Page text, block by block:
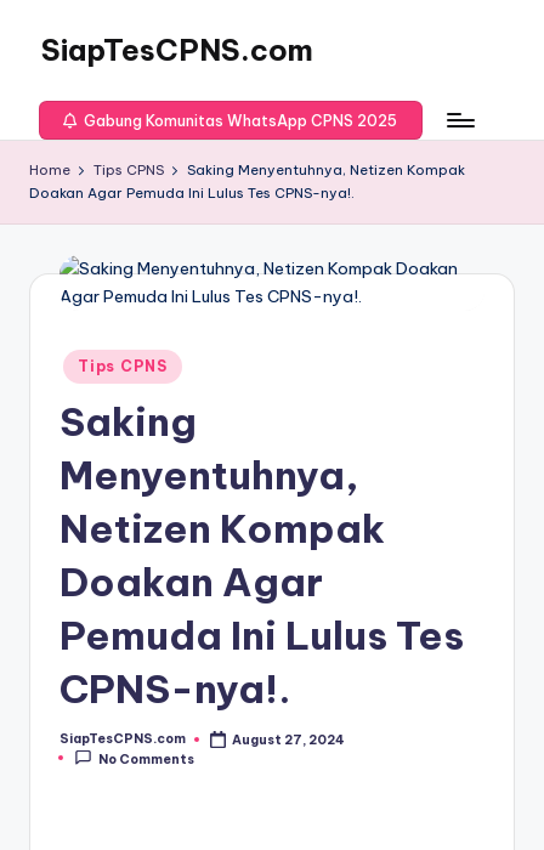
SiapTesCPNS.com
Gabung Komunitas WhatsApp CPNS 2025
Home Tips CPNS
Saking Menyentuhnya, Netizen Kompak
Doakan Agar Pemuda Ini Lulus Tes CPNS-nya!.
Posted
in
Tips CPNS
Saking
Menyentuhnya,
Netizen Kompak
Doakan Agar
Pemuda Ini Lulus Tes
CPNS-nya!.
Posted
by
SiapTesCPNS.com
August 27, 2024
No Comments